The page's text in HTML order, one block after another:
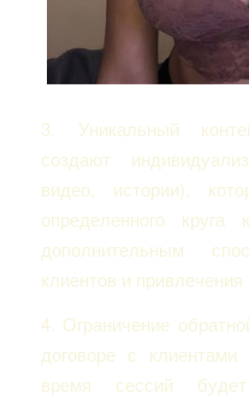
3. Уникальный
создают
видео, истории),
определенного
дополнительным
клиентов и привлечения
4. Ограничение
договоре с
время сессий